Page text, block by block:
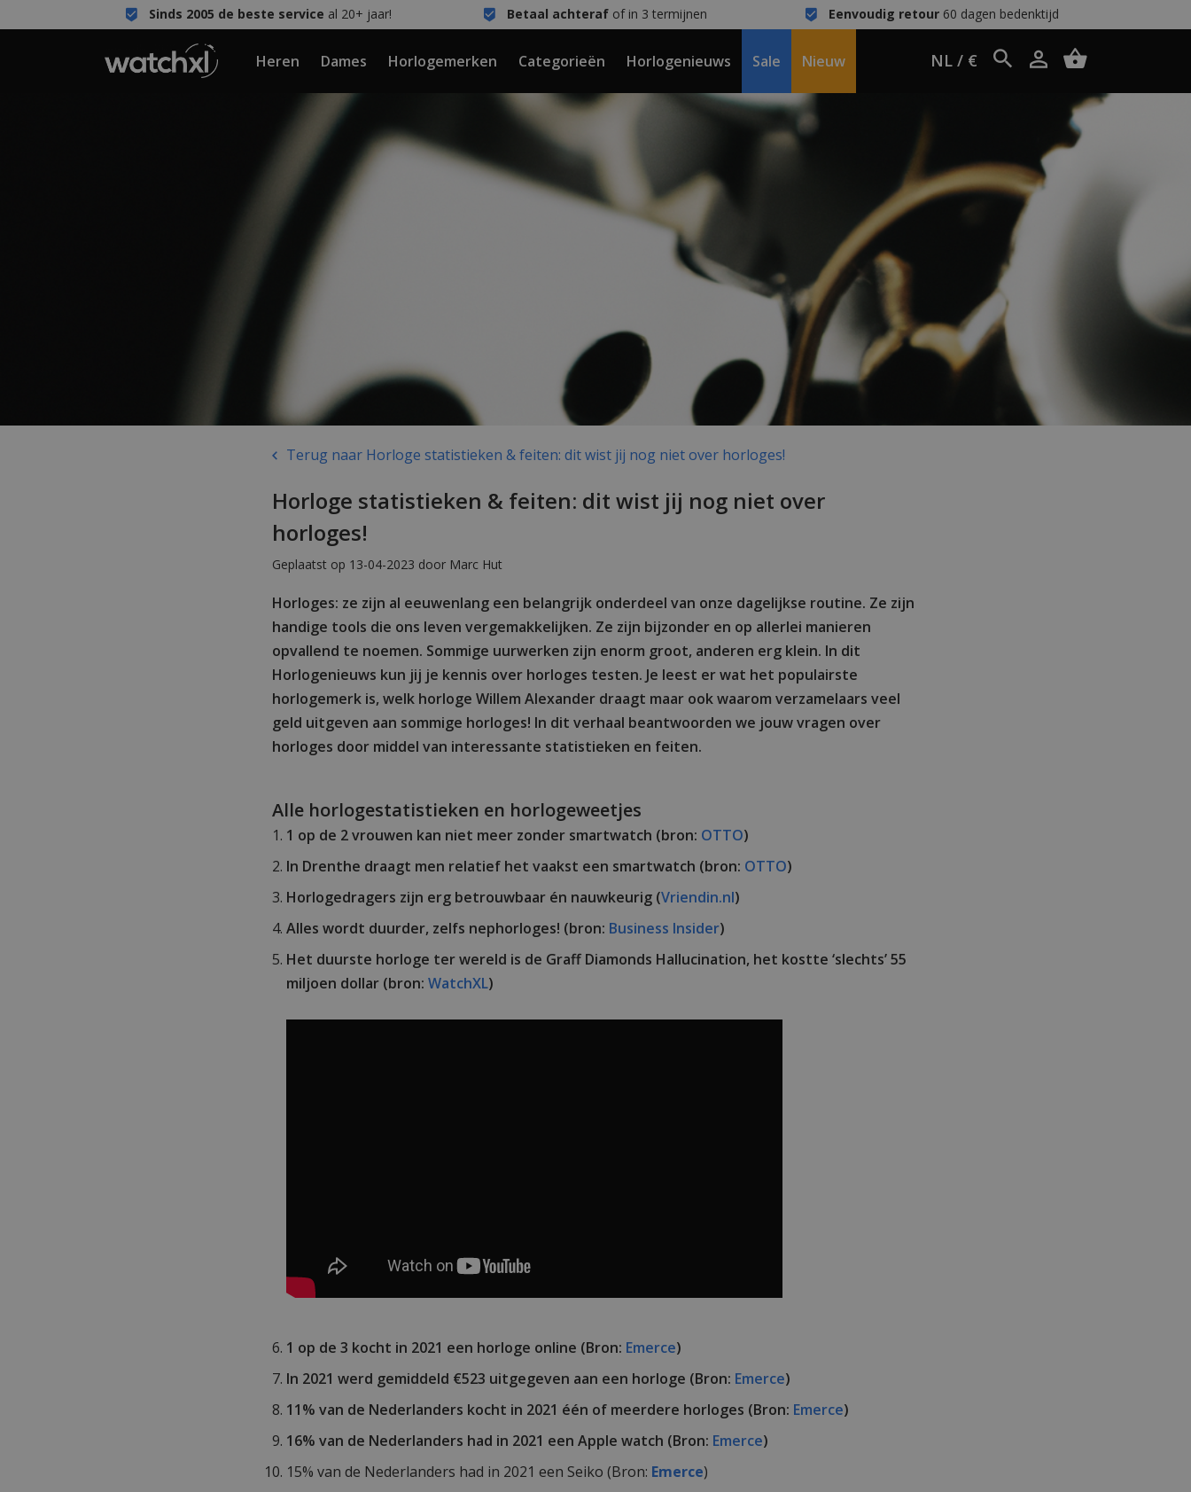
Sinds 2005 de beste service al 20+ jaar! Betaal achterafof in 3 termijnen Eenvoudig retour60 dagen bedenktijd
Heren Dames Horlogemerken Categorieën Horlogenieuws Sale Nieuw NL / €
Terug naar Horloge statistieken & feiten: dit wist jij nog niet over horloges!
Horloge statistieken & feiten: dit wist jij nog niet over
horloges!
Geplaatst op 13-04-2023 door Marc Hut
Horloges: ze zijn al eeuwenlang een belangrijk onderdeel van onze dagelijkse routine. Ze zijn
handige tools die ons leven vergemakkelijken. Ze zijn bijzonder en op allerlei manieren
opvallend te noemen. Sommige uurwerken zijn enorm groot, anderen erg klein. In dit
Horlogenieuws kun jij je kennis over horloges testen. Je leest er wat het populairste
horlogemerk is, welk horloge Willem Alexander draagt maar ook waarom verzamelaars veel
geld uitgeven aan sommige horloges! In dit verhaal beantwoorden we jouw vragen over
horloges door middel van interessante statistieken en feiten.
Alle horlogestatistieken en horlogeweetjes
1 op de 2 vrouwen kan niet meer zonder smartwatch (bron: OTTO)
In Drenthe draagt men relatief het vaakst een smartwatch (bron: OTTO)
Horlogedragers zijn erg betrouwbaar én nauwkeurig (Vriendin.nl)
Alles wordt duurder, zelfs nephorloges! (bron: Business Insider)
Het duurste horloge ter wereld is de Graff Diamonds Hallucination, het kostte ‘slechts’ 55
miljoen dollar (bron: WatchXL)
1 op de 3 kocht in 2021 een horloge online (Bron: Emerce)
In 2021 werd gemiddeld €523 uitgegeven aan een horloge (Bron: Emerce)
11% van de Nederlanders kocht in 2021 één of meerdere horloges (Bron: Emerce)
16% van de Nederlanders had in 2021 een Apple watch (Bron: Emerce)
15% van de Nederlanders had in 2021 een Seiko (Bron: Emerce)